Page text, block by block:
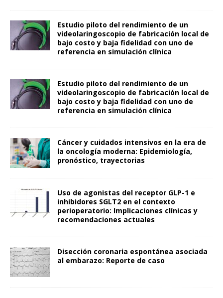
Estudio piloto del rendimiento de un
videolaringoscopio de fabricación local de
bajo costo y baja fidelidad con uno de
referencia en simulación clínica
Estudio piloto del rendimiento de un
videolaringoscopio de fabricación local de
bajo costo y baja fidelidad con uno de
referencia en simulación clínica
Cáncer y cuidados intensivos en la era de
la oncología moderna: Epidemiología,
pronóstico, trayectorias
Uso de agonistas del receptor GLP-1 e
inhibidores SGLT2 en el contexto
perioperatorio: Implicaciones clínicas y
recomendaciones actuales
Disección coronaria espontánea asociada
al embarazo: Reporte de caso